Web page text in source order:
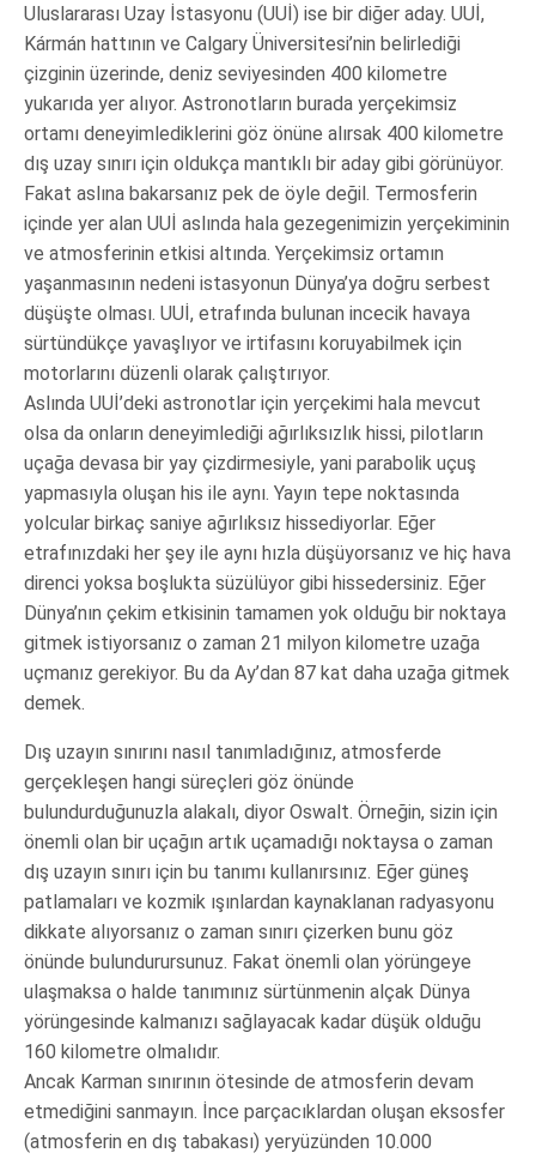
Uluslararası Uzay İstasyonu (UUİ) ise bir diğer aday. UUİ,
Kármán hattının ve Calgary Üniversitesi’nin belirlediği
çizginin üzerinde, deniz seviyesinden 400 kilometre
yukarıda yer alıyor. Astronotların burada yerçekimsiz
ortamı deneyimlediklerini göz önüne alırsak 400 kilometre
dış uzay sınırı için oldukça mantıklı bir aday gibi görünüyor.
Fakat aslına bakarsanız pek de öyle değil. Termosferin
içinde yer alan UUİ aslında hala gezegenimizin yerçekiminin
ve atmosferinin etkisi altında. Yerçekimsiz ortamın
yaşanmasının nedeni istasyonun Dünya’ya doğru serbest
düşüşte olması. UUİ, etrafında bulunan incecik havaya
sürtündükçe yavaşlıyor ve irtifasını koruyabilmek için
motorlarını düzenli olarak çalıştırıyor.
Aslında UUİ’deki astronotlar için yerçekimi hala mevcut
olsa da onların deneyimlediği ağırlıksızlık hissi, pilotların
uçağa devasa bir yay çizdirmesiyle, yani parabolik uçuş
yapmasıyla oluşan his ile aynı. Yayın tepe noktasında
yolcular birkaç saniye ağırlıksız hissediyorlar. Eğer
etrafınızdaki her şey ile aynı hızla düşüyorsanız ve hiç hava
direnci yoksa boşlukta süzülüyor gibi hissedersiniz. Eğer
Dünya’nın çekim etkisinin tamamen yok olduğu bir noktaya
gitmek istiyorsanız o zaman 21 milyon kilometre uzağa
uçmanız gerekiyor. Bu da Ay’dan 87 kat daha uzağa gitmek
demek.
Dış uzayın sınırını nasıl tanımladığınız, atmosferde
gerçekleşen hangi süreçleri göz önünde
bulundurduğunuzla alakalı, diyor Oswalt. Örneğin, sizin için
önemli olan bir uçağın artık uçamadığı noktaysa o zaman
dış uzayın sınırı için bu tanımı kullanırsınız. Eğer güneş
patlamaları ve kozmik ışınlardan kaynaklanan radyasyonu
dikkate alıyorsanız o zaman sınırı çizerken bunu göz
önünde bulundurursunuz. Fakat önemli olan yörüngeye
ulaşmaksa o halde tanımınız sürtünmenin alçak Dünya
yörüngesinde kalmanızı sağlayacak kadar düşük olduğu
160 kilometre olmalıdır.
Ancak Karman sınırının ötesinde de atmosferin devam
etmediğini sanmayın. İnce parçacıklardan oluşan eksosfer
(atmosferin en dış tabakası) yeryüzünden 10.000